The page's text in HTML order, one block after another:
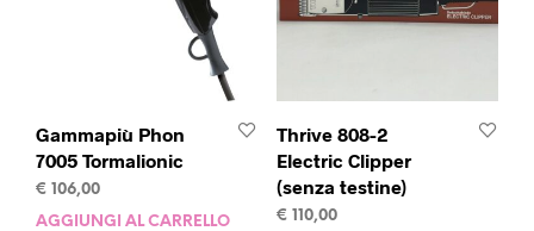
Gammapiù Phon
7005 Tormalionic
€ 106,00
AGGIUNGI AL CARRELLO
Thrive 808-2
Electric Clipper
(senza testine)
€ 110,00